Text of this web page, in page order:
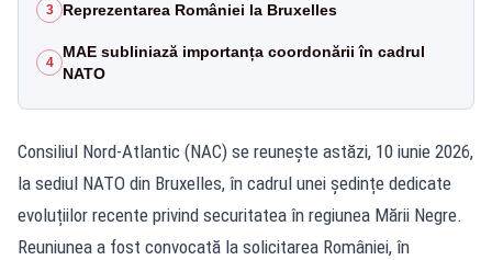
3 Reprezentarea României la Bruxelles
4
MAE subliniază importanța coordonării în cadrul
NATO
Consiliul Nord-Atlantic (NAC) se reunește astăzi, 10 iunie 2026,
la sediul NATO din Bruxelles, în cadrul unei ședințe dedicate
evoluțiilor recente privind securitatea în regiunea Mării Negre.
Reuniunea a fost convocată la solicitarea României, în